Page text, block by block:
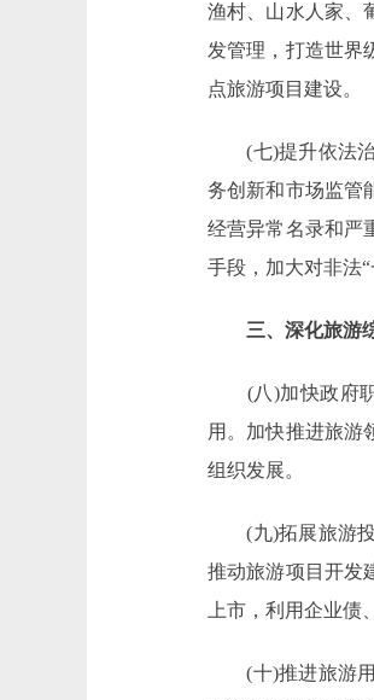
渔村、山水人家、
发管理，打造世界
点旅游项目建设。
(七)提升依法治
务创新和市场监管
经营异常名录和严
手段，加大对非法
三、深化旅游
(八)加快政府职
用。加快推进旅游
组织发展。
(九)拓展旅游投
推动旅游项目开发
上市，利用企业
(十)推进旅游用